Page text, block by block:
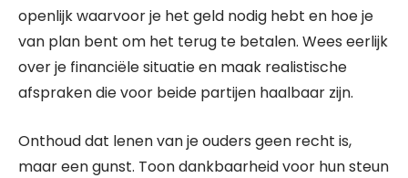
openlijk waarvoor je het geld nodig hebt en hoe je
van plan bent om het terug te betalen. Wees eerlijk
over je financiële situatie en maak realistische
afspraken die voor beide partijen haalbaar zijn.
Onthoud dat lenen van je ouders geen recht is,
maar een gunst. Toon dankbaarheid voor hun steun